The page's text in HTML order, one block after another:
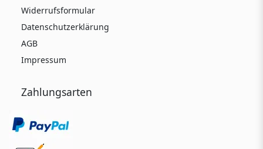
Widerrufsformular
Datenschutzerklärung
AGB
Impressum
Zahlungsarten